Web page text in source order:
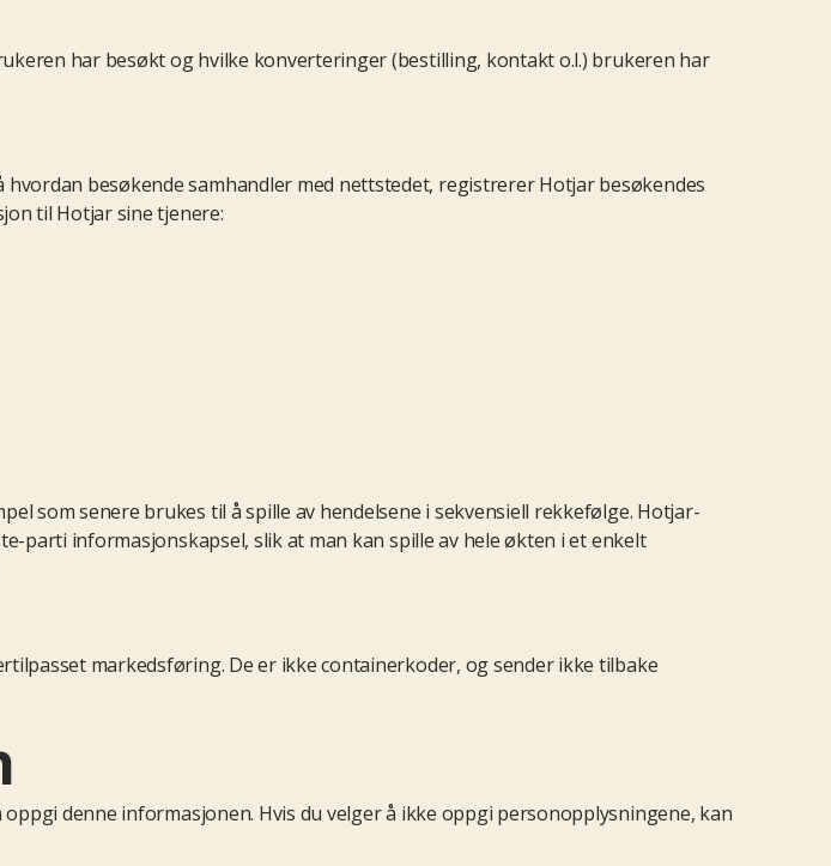
har besøkt og hvilke konverteringer (bestilling, kontakt o.l.) brukeren har
besøkende samhandler med nettstedet, registrerer Hotjar besøkendes
til Hotjar sine tjenere:
som senere brukes til å spille av hendelsene i sekvensiell rekkefølge. Hotjar-
parti informasjonskapsel, slik at man kan spille av hele økten i et enkelt
markedsføring. De er ikke containerkoder, og sender ikke tilbake
denne informasjonen. Hvis du velger å ikke oppgi personopplysningene, kan